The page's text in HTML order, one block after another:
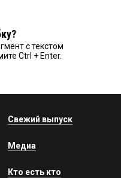
с текстом
Ctrl + Enter.
Свежий выпуск
Медиа
Кто есть кто